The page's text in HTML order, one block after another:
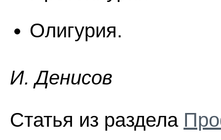
Олигурия.
И. Дeниcoв
Статья из раздела